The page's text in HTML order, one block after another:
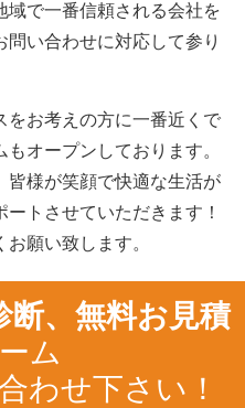
域で一番信頼される会社を
問い合わせに対応して参り
をお考えの方に一番近くで
オープンしております。
皆様が笑顔で快適な生活が
トさせていただきます！
願い致します。
断、無料お見積
ム
わせ下さい！